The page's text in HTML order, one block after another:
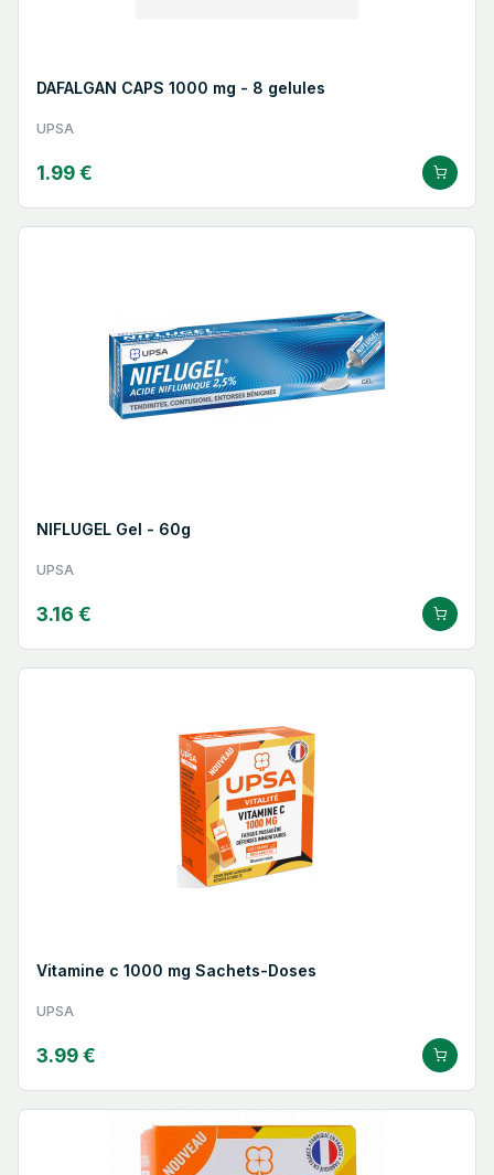
DAFALGAN CAPS 1000 mg - 8 gelules
UPSA
1.99 €
NIFLUGEL Gel - 60g
UPSA
3.16 €
Vitamine c 1000 mg Sachets-Doses
UPSA
3.99 €